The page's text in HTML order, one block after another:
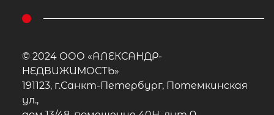
© 2024 ООО «АЛЕКСАНДР-
НЕДВИЖИМОСТЬ»
191123, г.Санкт-Петербург, Потемкинская
ул.,